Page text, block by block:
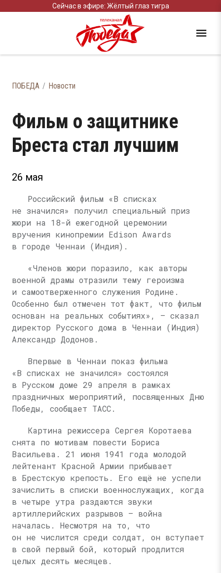
Сейчас в эфире: Жёлтый глаз тигра
ПОБЕДА Новости
Фильм о защитнике
Бреста стал лучшим
26 мая
Российский фильм «В списках
не значился» получил специальный приз
жюри на 18-й ежегодной церемонии
вручения кинопремии Edison Awards
в городе Ченнаи (Индия).
«Членов жюри поразило, как авторы
военной драмы отразили тему героизма
и самоотверженного служения Родине.
Особенно был отмечен тот факт, что фильм
основан на реальных событиях», — сказал
директор Русского дома в Ченнаи (Индия)
Александр Додонов.
Впервые в Ченнаи показ фильма
«В списках не значился» состоялся
в Русском доме 29 апреля в рамках
праздничных мероприятий, посвященных Дню
Победы, сообщает ТАСС.
Картина режиссера Сергея Коротаева
снята по мотивам повести Бориса
Васильева. 21 июня 1941 года молодой
лейтенант Красной Армии прибывает
в Брестскую крепость. Его ещё не успели
зачислить в списки военнослужащих, когда
в четыре утра раздаются звуки
артиллерийских разрывов — война
началась. Несмотря на то, что
он не числится среди солдат, он вступает
в свой первый бой, который продлится
целых десять месяцев.